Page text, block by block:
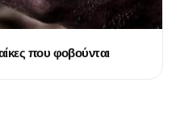
που φοβούνται